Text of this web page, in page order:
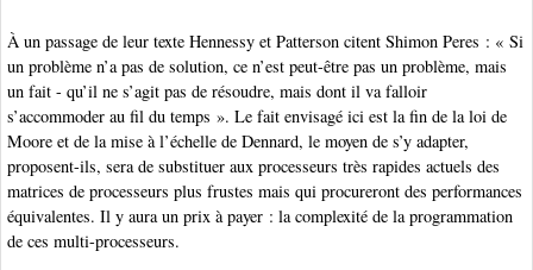
À un passage de leur texte Hennessy et Patterson citent Shimon Peres : « Si
un problème n’a pas de solution, ce n’est peut-être pas un problème, mais
un fait - qu’il ne s’agit pas de résoudre, mais dont il va falloir
s’accommoder au fil du temps ». Le fait envisagé ici est la fin de la loi de
Moore et de la mise à l’échelle de Dennard, le moyen de s’y adapter,
proposent-ils, sera de substituer aux processeurs très rapides actuels des
matrices de processeurs plus frustes mais qui procureront des performances
équivalentes. Il y aura un prix à payer : la complexité de la programmation
de ces multi-processeurs.